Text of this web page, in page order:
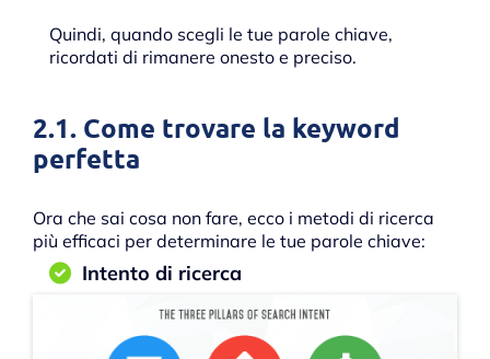
Quindi, quando scegli le tue parole chiave,
ricordati di rimanere onesto e preciso.
2.1. Come trovare la keyword
perfetta
Ora che sai cosa non fare, ecco i metodi di ricerca
più efficaci per determinare le tue parole chiave:
Intento di ricerca